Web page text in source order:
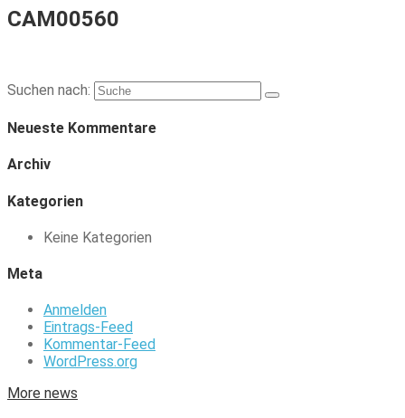
CAM00560
Suchen nach:
Neueste Kommentare
Archiv
Kategorien
Keine Kategorien
Meta
Anmelden
Eintrags-Feed
Kommentar-Feed
WordPress.org
More news